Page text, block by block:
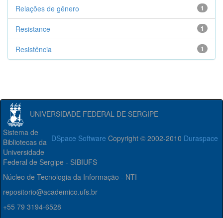
1
Relações de gênero
1
Resistance
1
Resistência
UNIVERSIDADE FEDERAL DE SERGIPE
DSpace Software Copyright © 2002-2010 Duraspace
Sistema de
Bibliotecas da
Universidade
Federal de Sergipe - SIBIUFS
Núcleo de Tecnologia da Informação - NTI
repositorio@academico.ufs.br
+55 79 3194-6528